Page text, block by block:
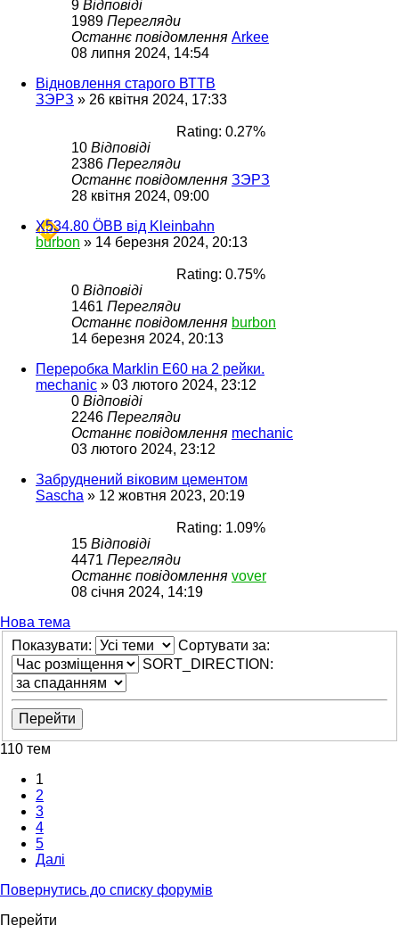
9 Відповіді
1989 Перегляди
Останнє повідомлення Arkee
08 липня 2024, 14:54
Відновлення старого ВТТВ
ЗЭРЗ » 26 квітня 2024, 17:33
Rating: 0.27%
10 Відповіді
2386 Перегляди
Останнє повідомлення ЗЭРЗ
28 квітня 2024, 09:00
X534.80 ÖBB від Kleinbahn
burbon » 14 березня 2024, 20:13
Rating: 0.75%
0 Відповіді
1461 Перегляди
Останнє повідомлення burbon
14 березня 2024, 20:13
Переробка Marklin E60 на 2 рейки.
mechanic » 03 лютого 2024, 23:12
0 Відповіді
2246 Перегляди
Останнє повідомлення mechanic
03 лютого 2024, 23:12
Забруднений віковим цементом
Sascha » 12 жовтня 2023, 20:19
Rating: 1.09%
15 Відповіді
4471 Перегляди
Останнє повідомлення vover
08 січня 2024, 14:19
Нова тема
Показувати:
Сортувати за:
SORT_DIRECTION:
110 тем
1
2
3
4
5
Далі
Повернутись до списку форумів
Перейти